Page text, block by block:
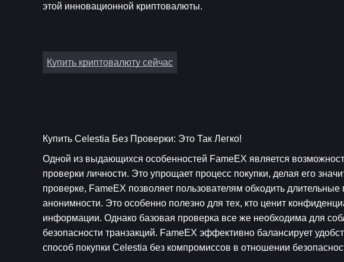
этой инновационной криптовалюты.
Купить криптовалюту сейчас
Купить Celestia Без Проверки: Это Так Легко!
Одной из выдающихся особенностей FameEX является
проверки личности. Это упрощает процесс покупки, делая его
проверке, FameEX позволяет пользователям обходить
анонимности. Это особенно полезно для тех, кто ценит
информации. Однако базовая проверка все же необходима для
безопасности транзакций. FameEX эффективно балансирует
способ покупки Celestia без компромиссов в отношении